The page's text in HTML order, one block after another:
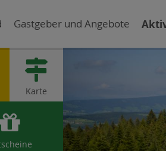

Karte

Gastgeber und Angebote